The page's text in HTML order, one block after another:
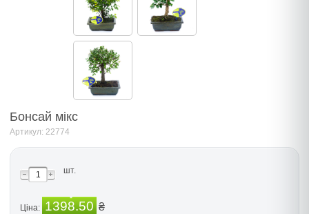
Бонсай мікс
Артикул: 22774
шт.
Ціна: 1398.50 ₴